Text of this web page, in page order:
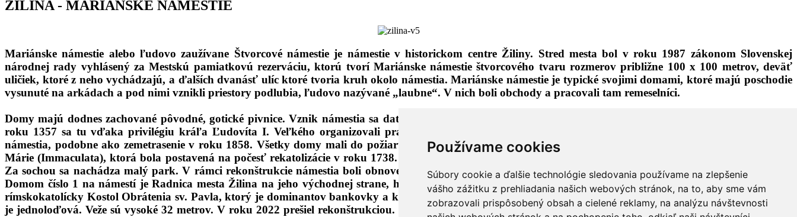
Používame cookies
Súbory cookie a ďalšie technológie sledovania používame na zlepšenie
vášho zážitku z prehliadania našich webových stránok, na to, aby sme vám
zobrazovali prispôsobený obsah a cielené reklamy, na analýzu návštevnosti
ŽILINA - MARIÁNSKE NÁMESTIE
Mariánske námestie alebo ľudovo zaužívane Štvorcové námestie je námestie v historickom centre Žiliny. Stred mesta bol v roku 1987 zákonom Slovenskej
národnej rady vyhlásený za Mestskú pamiatkovú rezerváciu, ktorú tvorí Mariánske námestie štvorcového tvaru rozmerov približne 100 x 100 metrov, deväť
uličiek, ktoré z neho vychádzajú, a ďalších dvanásť ulíc ktoré tvoria kruh okolo námestia. Mariánske námestie je typické svojimi domami, ktoré majú poschodie
vysunuté na arkádach a pod nimi vznikli priestory podlubia, ľudovo nazývané „laubne“. V nich boli obchody a pracovali tam remeselníci.
Domy majú dodnes zachované pôvodné, gotické pivnice. Vznik námestia sa datuje pred rok 1300.Pôvodne bolo na námestí 40 domov, dnes ich tu stojí 32. Od
roku 1357 sa tu vďaka privilégiu kráľa Ľudovíta I. Veľkého organizovali pravidelne jarmoky. Časté požiare(napr. v r. 1848 a 1886) však menili charakter
námestia, podobne ako zemetrasenie v roku 1858. Všetky domy mali do požiaru v roku 1886 štítové strechy. V strede námestia je socha Nepoškvrnenej Panny
Márie (Immaculata), ktorá bola postavená na počesť rekatolizácie v roku 1738. Socha je umiestnená na podstavci s reliéfom svätého Floriána, patróna hasičov.
Za sochou sa nachádza malý park. V rámci rekonštrukcie námestia boli obnovené aj dve historické studne, v ktorých sa voda nachádza v hĺbke asi 12 metrov.
Domom číslo 1 na námestí je Radnica mesta Žilina na jeho východnej strane, hoci vchod do budovy je z Radničnej ulice. Na západnej strane námestia vyniká
rímskokatolícky Kostol Obrátenia sv. Pavla, ktorý je dominantov bankovky a kláštor jezuitov. Kostol bol dokončený v roku 1754. Dvojvežová baroková stavba
je jednoloďová. Veže sú vysoké 32 metrov. V roku 2022 prešiel rekonštrukciou. Hlavný oltár je barokový, autorom obrazu sv. Pavla je známy slovenský maliar